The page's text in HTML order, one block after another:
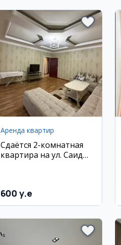
Аренда квартир
Сдаётся 2-комнатная
квартира на ул. Саид
600 y.e